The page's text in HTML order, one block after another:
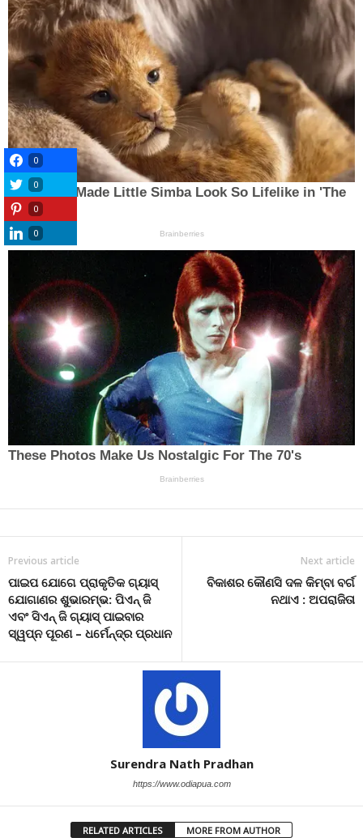
Previous article
ପାଇପ ଯୋଗେ ପ୍ରାକୃତିକ ଗ୍ୟାସ୍
ଯୋଗାଣର ଶୁଭାରମ୍ଭ: ପିଏନ୍ ଜି
ଏବଂ ସିଏନ୍ ଜି ଗ୍ୟାସ୍ ପାଇବାର
ସ୍ୱପ୍ନ ପୂରଣ – ଧର୍ମେନ୍ଦ୍ର ପ୍ରଧାନ
Next article
ବିକାଶର କୌଣସି ଦଳ କିମ୍ବା ବର୍ଗ
ନଥାଏ : ଅପରାଜିତା
Surendra Nath Pradhan
https://www.odiapua.com
RELATED ARTICLES MORE FROM AUTHOR
0
0
0
0